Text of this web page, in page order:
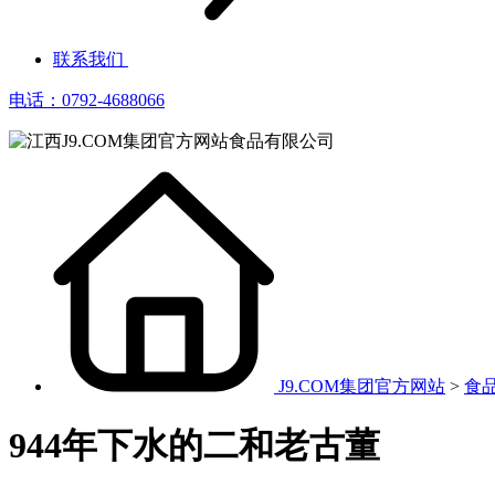
联系我们
电话：0792-4688066
J9.COM集团官方网站 > 食
944年下水的二和老古董